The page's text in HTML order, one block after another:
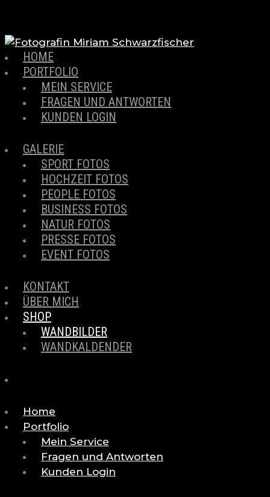
HOME
PORTFOLIO
MEIN SERVICE
FRAGEN UND ANTWORTEN
KUNDEN LOGIN
GALERIE
SPORT FOTOS
HOCHZEIT FOTOS
PEOPLE FOTOS
BUSINESS FOTOS
NATUR FOTOS
PRESSE FOTOS
EVENT FOTOS
KONTAKT
ÜBER MICH
SHOP
WANDBILDER
WANDKALDENDER
Home
Portfolio
Mein Service
Fragen und Antworten
Kunden Login